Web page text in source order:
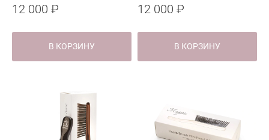
12 000 ₽
В КОРЗИНУ
12 000 ₽
В КОРЗИНУ